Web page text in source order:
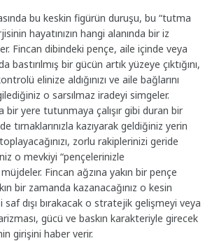
bu keskin figürün duruşu, bu “tutma
hayatınızın hangi alanında bir iz
Fincan dibindeki pençe, aile içinde veya
bastırılmış bir gücün artık yüzeye çıktığını,
elinize aldığınızı ve aile bağlarını
o sarsılmaz iradeyi simgeler.
bir yere tutunmaya çalışır gibi duran bir
tırnaklarınızla kazıyarak geldiğiniz yerin
zorlu rakiplerinizi geride
o mevkiyi “pençelerinizle
müjdeler. Fincan ağzına yakın bir pençe
bir zamanda kazanacağınız o kesin
dışı bırakacak o stratejik gelişmeyi veya
gücü ve baskın karakteriyle girecek
girişini haber verir.